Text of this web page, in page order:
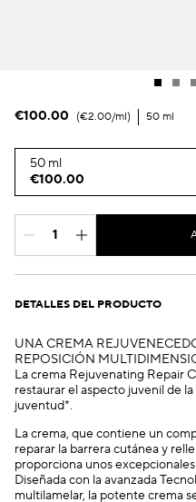
€100.00 €2.00/ml 50 ml
50 ml
€100.00
DETALLES DEL PRODUCTO
UNA CREMA
REPOSICIÓN
La crema Rejuvenating Repair
restaurar el aspecto juvenil de
juventud*.
La crema, que contiene un
reparar la barrera cutánea y
proporciona unos
Diseñada con la avanzada
multilamelar, la potente crema